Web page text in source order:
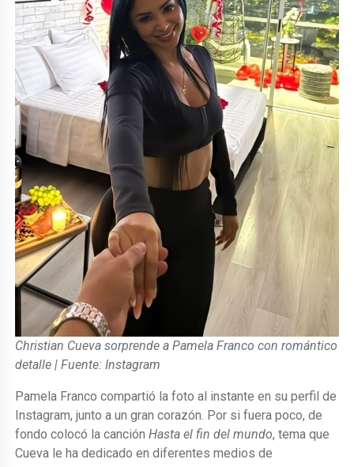
Christian Cueva sorprende a Pamela Franco con romántico
detalle | Fuente: Instagram
Pamela Franco compartió la foto al instante en su perfil de
Instagram, junto a un gran corazón. Por si fuera poco, de
fondo colocó la canciónHasta el fin del mundo, tema que
Cueva le ha dedicado en diferentes medios de